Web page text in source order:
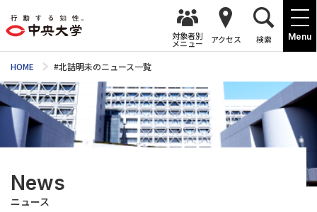
Menu
対象者別
メニュー アクセス 検索
HOME #北詰明未のニュース一覧
News
ニュース